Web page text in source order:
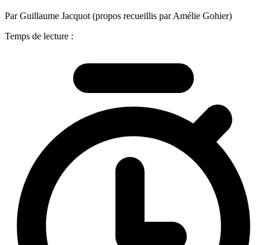
Par Guillaume Jacquot (propos recueillis par Amélie Gohier)
Temps de lecture :